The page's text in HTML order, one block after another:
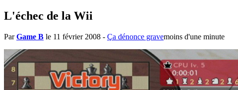
L'échec de la Wii
ParGame B le 11 février 2008 - Ça dénonce gravemoins d'une minute